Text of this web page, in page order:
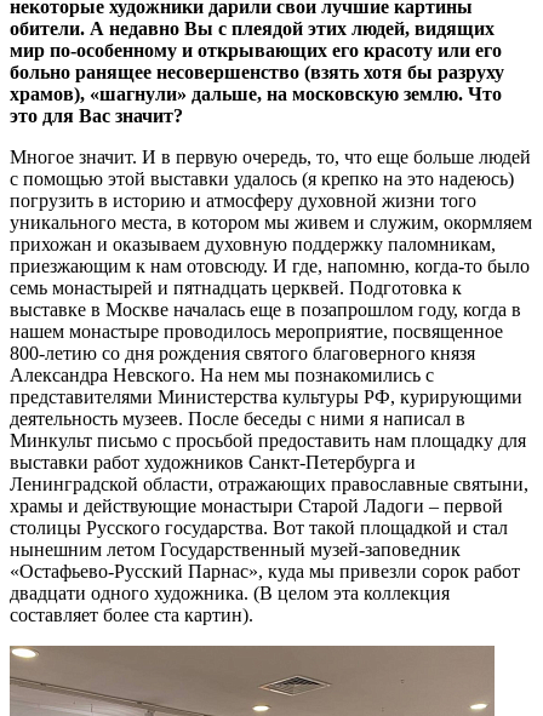
некоторые художники дарили свои лучшие картины
обители. А недавно Вы с плеядой этих людей, видящих
мир по-особенному и открывающих его красоту или его
больно ранящее несовершенство (взять хотя бы разруху
храмов), «шагнули» дальше, на московскую землю. Что
это для Вас значит?
Многое значит. И в первую очередь, то, что еще больше людей
с помощью этой выставки удалось (я крепко на это надеюсь)
погрузить в историю и атмосферу духовной жизни того
уникального места, в котором мы живем и служим, окормляем
прихожан и оказываем духовную поддержку паломникам,
приезжающим к нам отовсюду. И где, напомню, когда-то было
семь монастырей и пятнадцать церквей. Подготовка к
выставке в Москве началась еще в позапрошлом году, когда в
нашем монастыре проводилось мероприятие, посвященное
800-летию со дня рождения святого благоверного князя
Александра Невского. На нем мы познакомились с
представителями Министерства культуры РФ, курирующими
деятельность музеев. После беседы с ними я написал в
Минкульт письмо с просьбой предоставить нам площадку для
выставки работ художников Санкт-Петербурга и
Ленинградской области, отражающих православные святыни,
храмы и действующие монастыри Старой Ладоги – первой
столицы Русского государства. Вот такой площадкой и стал
нынешним летом Государственный музей-заповедник
«Остафьево-Русский Парнас», куда мы привезли сорок работ
двадцати одного художника. (В целом эта коллекция
составляет более ста картин).